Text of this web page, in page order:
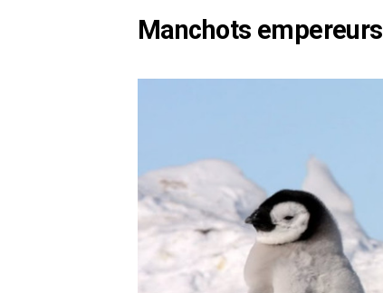
Manchots empereurs